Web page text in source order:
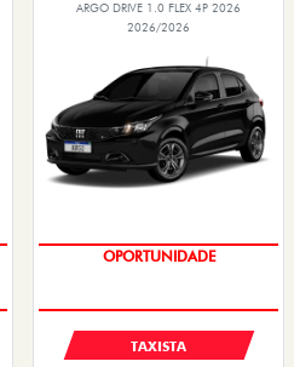
ARGO DRIVE 1.0 FLEX 4P 2026
2026/2026
OPORTUNIDADE
TAXISTA